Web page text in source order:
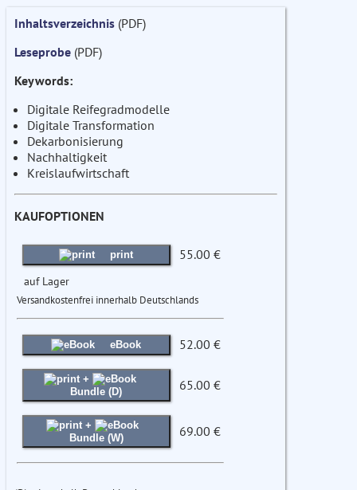
Inhaltsverzeichnis (PDF)
Leseprobe (PDF)
Keywords:
Digitale Reifegradmodelle
Digitale Transformation
Dekarbonisierung
Nachhaltigkeit
Kreislaufwirtschaft
KAUFOPTIONEN
print 55.00 €
auf Lager
Versandkostenfrei innerhalb Deutschlands
eBook 52.00 €
+
Bundle (D)
65.00 €
+
Bundle (W)
69.00 €